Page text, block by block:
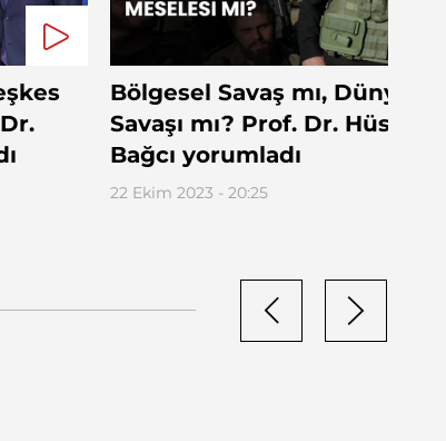
Bölgesel Savaş mı, Dünya
Savaşı mı? Prof. Dr. Hüseyin
Bağcı yorumladı
22 Ekim 2023 - 20:25